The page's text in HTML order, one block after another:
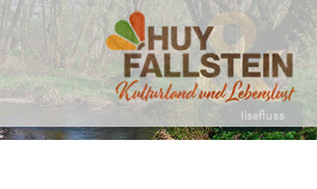
Ilsefluss